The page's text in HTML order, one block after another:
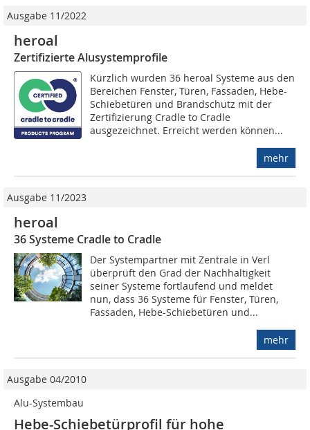
Ausgabe 11/2022
heroal
Zertifizierte Alusystemprofile
Kürzlich wurden 36 heroal Systeme aus den
Bereichen Fenster, Türen, Fassaden, Hebe-
Schiebetüren und Brandschutz mit der
Zertifizierung Cradle to Cradle
ausgezeichnet. Erreicht werden können...
mehr
Ausgabe 11/2023
heroal
36 Systeme Cradle to Cradle
Der Systempartner mit Zentrale in Verl
überprüft den Grad der Nachhaltigkeit
seiner Systeme fortlaufend und meldet
nun, dass 36 Systeme für Fenster, Türen,
Fassaden, Hebe-Schiebetüren und...
mehr
Ausgabe 04/2010
Alu-Systembau
Hebe-Schiebetürprofil für hohe